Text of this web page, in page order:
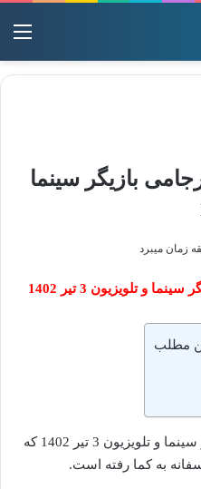
بازیگر سینما
و تلویزیون 3 تیر 1402
مطلب
به کما رفتن فریماه فرجامی بازیگر سینما و تلویزیون 3 تیر 1402 که
به کما رفته است.